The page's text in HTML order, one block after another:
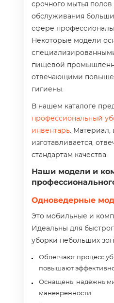
срочного мытья
обслуживания
сфере
Некоторые модели
пищевой
отвечающими
гигиены.
В нашем каталоге
профессиональный
инвентарь. Материал,
изготавливается,
стандартам качества.
Наши модели и
Одноведерные
Это мобильные и
Идеальны для
уборки небольших
Облегчают процесс
повышают
Оснащены надёжными
маневренности.